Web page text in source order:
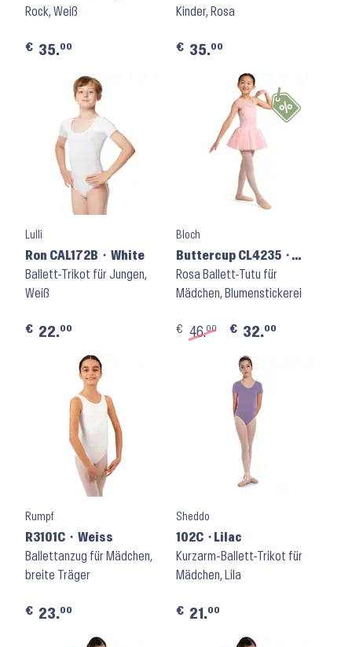
Rock, Weiß
€ 35.00
Kinder, Rosa
€ 35.00
Lulli
Ron CAL172B ⬝ White
Ballett-Trikot für Jungen,
Weiß
€ 22.00
Bloch
Buttercup CL4235 ⬝
Candy Pink
Rosa Ballett-Tutu für
Mädchen, Blumenstickerei
€ 46.00 € 32.00
Rumpf
R3101C ⬝ Weiss
Ballettanzug für Mädchen,
breite Träger
€ 23.00
Sheddo
102C ⬝Lilac
Kurzarm-Ballett-Trikot für
Mädchen, Lila
€ 21.00